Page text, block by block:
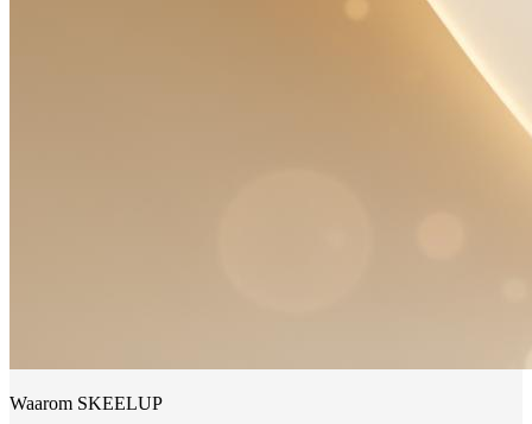
Waarom SKEELUP